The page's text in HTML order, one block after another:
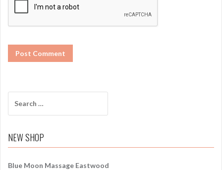
c
f
NEW SHOP
Blue Moon Massage Eastwood